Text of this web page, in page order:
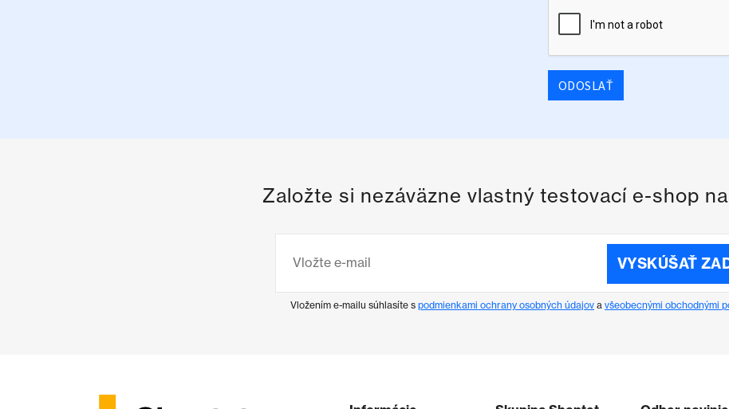
ODOSLAŤ
Založte si nezáväzne vlastný testovací e-shop
VYSKÚŠAŤ
Vložením e-mailu súhlasíte s podmienkami ochrany osobných údajov a všeobecnými obchodnými